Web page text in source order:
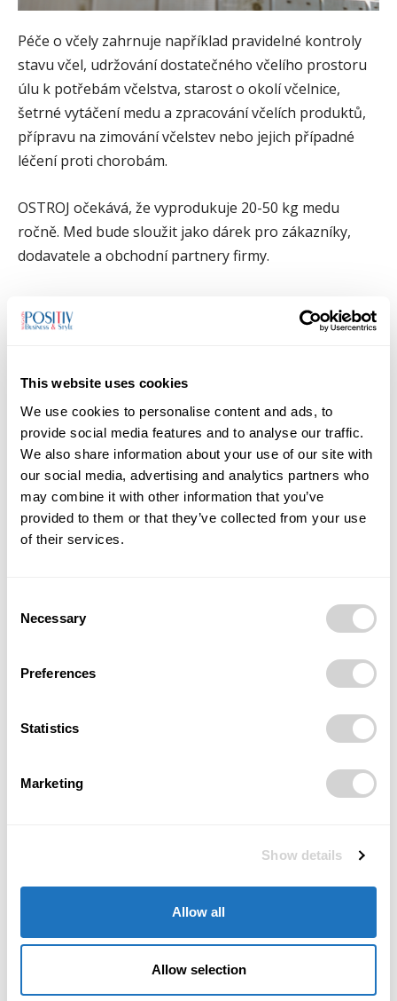
This website uses cookies
We use cookies to personalise content and ads, to
provide social media features and to analyse our traffic.
We also share information about your use of our site with
our social media, advertising and analytics partners who
may combine it with other information that you’ve
provided to them or that they’ve collected from your use
of their services.
Selection
Necessary
Preferences
Statistics
Marketing
Show details
Allow all
Allow selection
Péče o včely zahrnuje například pravidelné kontroly
stavu včel, udržování dostatečného včelího prostoru
úlu k potřebám včelstva, starost o okolí včelnice,
šetrné vytáčení medu a zpracování včelích produktů,
přípravu na zimování včelstev nebo jejich případné
léčení proti chorobám.
OSTROJ očekává, že vyprodukuje 20-50 kg medu
ročně. Med bude sloužit jako dárek pro zákazníky,
dodavatele a obchodní partnery firmy.
Předchozí článek
Podávání žádostí o dotace na
Další článek
plastových tatrovek.
rozhovorům, příběhům osobností a tématům, která propojují
byznys, společnost a lidský rozměr podnikání.
Byznys
Opustil nás Jan Šumbera, muž, který dělal
22/07/2026